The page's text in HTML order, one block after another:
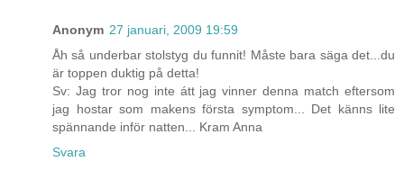
Anonym 27 januari, 2009 19:59
Åh så underbar stolstyg du funnit! Måste bara säga det...du
är toppen duktig på detta!
Sv: Jag tror nog inte átt jag vinner denna match eftersom
jag hostar som makens första symptom... Det känns lite
spännande inför natten... Kram Anna
Svara